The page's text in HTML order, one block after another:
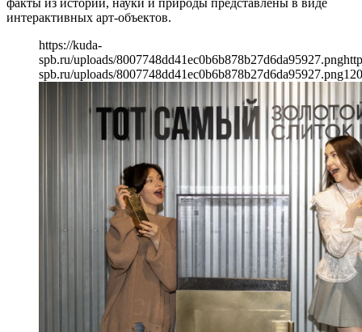
интерактивных арт-объектов.
https://kuda-
spb.ru/uploads/8007748dd41ec0b6b878b27d6da95927.png
spb.ru/uploads/8007748dd41ec0b6b878b27d6da95927.png